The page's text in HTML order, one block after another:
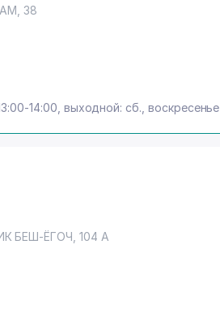
38
14:00, выходной: сб., воскресенье
БЕШ-ЁГОЧ , 104 А